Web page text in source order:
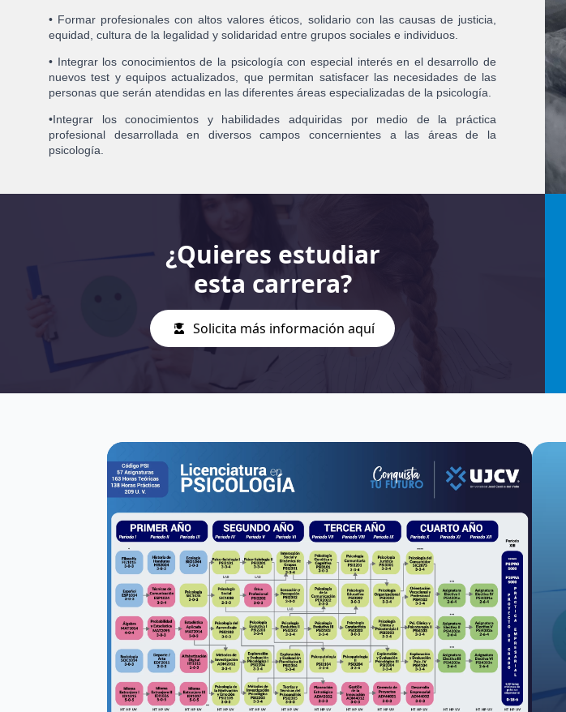
• Formar profesionales con altos valores éticos, solidario con las causas de justicia,
equidad, cultura de la legalidad y solidaridad entre grupos sociales e individuos.
• Integrar los conocimientos de la psicología con especial interés en el desarrollo de
nuevos test y equipos actualizados, que permitan satisfacer las necesidades de las
personas que serán atendidas en las diferentes áreas especializadas de la psicología.
•Integrar los conocimientos y habilidades adquiridas por medio de la práctica
profesional desarrollada en diversos campos concernientes a las áreas de la
psicología.
¿Quieres estudiar
esta carrera?
Solicita más información aquí